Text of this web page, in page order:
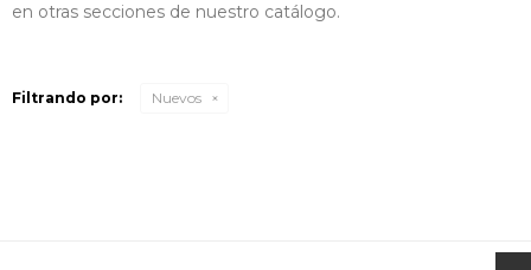
en otras secciones de nuestro catálogo.
Filtrando por: Nuevos